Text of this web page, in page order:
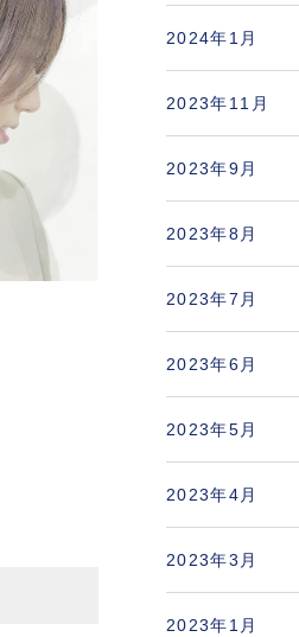
2024年1月
2023年11月
2023年9月
2023年8月
2023年7月
2023年6月
2023年5月
2023年4月
2023年3月
2023年1月